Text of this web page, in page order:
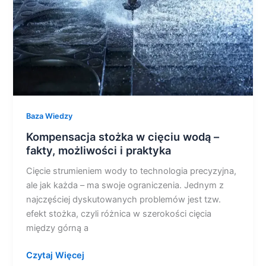
Baza Wiedzy
Kompensacja stożka w cięciu wodą –
fakty, możliwości i praktyka
Cięcie strumieniem wody to technologia precyzyjna,
ale jak każda – ma swoje ograniczenia. Jednym z
najczęściej dyskutowanych problemów jest tzw.
efekt stożka, czyli różnica w szerokości cięcia
między górną a
fakty,
możliwości
i
praktyka
Czytaj Więcej